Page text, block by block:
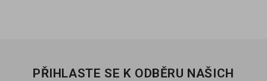
PŘIHLASTE SE K ODBĚRU NAŠICH